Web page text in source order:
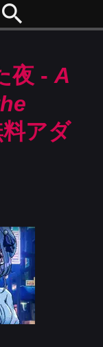
search
夜 -A
アダ